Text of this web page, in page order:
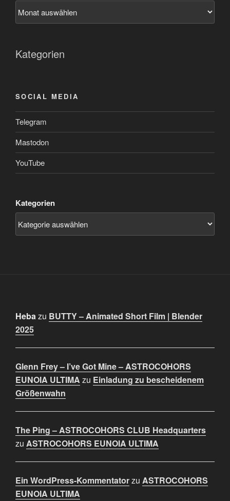
Kategorien
SOCIAL MEDIA
Telegram
Mastodon
YouTube
Kategorien
Hebazu BUTTY – Animated Short Film | Blender
2025
Glenn Frey – I’ve Got Mine – ASTROCOHORS
EUNOIA ULTIMA zu Einladung zu bescheidenem
Größenwahn
The Ping – ASTROCOHORS CLUB Headquarters
zu ASTROCOHORS EUNOIA ULTIMA
Ein WordPress-Kommentatorzu ASTROCOHORS
EUNOIA ULTIMA